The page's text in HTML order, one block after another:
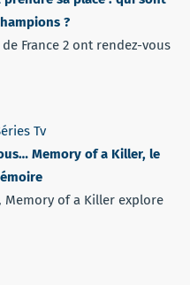
?
France 2 ont rendez-vous
Tv
Memory of a Killer, le
Memory of a Killer explore